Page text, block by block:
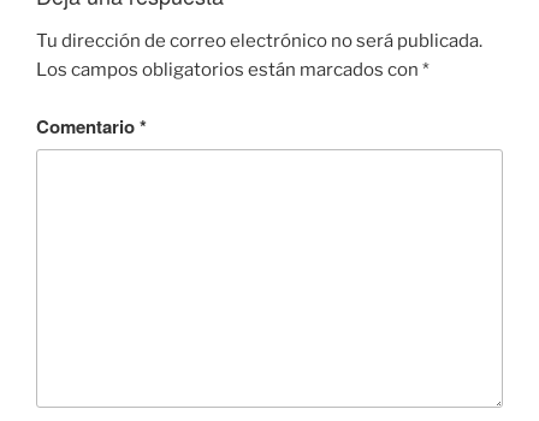
Tu dirección de correo electrónico no será publicada.
Los campos obligatorios están marcados con *
Comentario*